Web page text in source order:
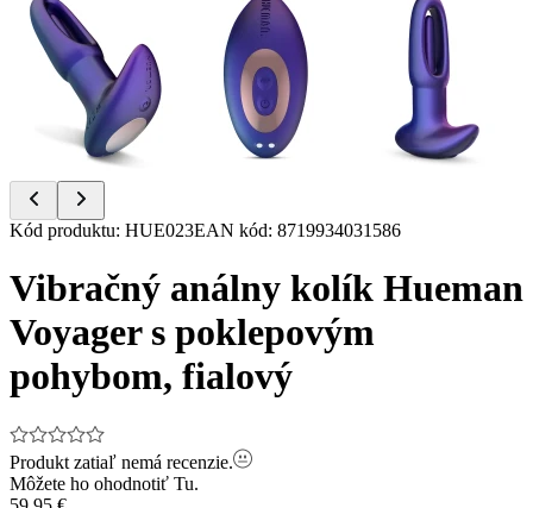
Item
of
8
Kód produktu: HUE023EAN kód: 8719934031586
Vibračný análny kolík Hueman
Voyager s poklepovým
pohybom, fialový
Produkt zatiaľ nemá recenzie.
Môžete ho ohodnotiť Tu.